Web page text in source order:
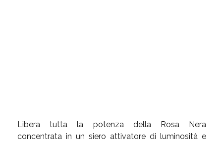
Libera tutta la potenza della Rosa Nera
concentrata in un siero attivatore di luminosità e